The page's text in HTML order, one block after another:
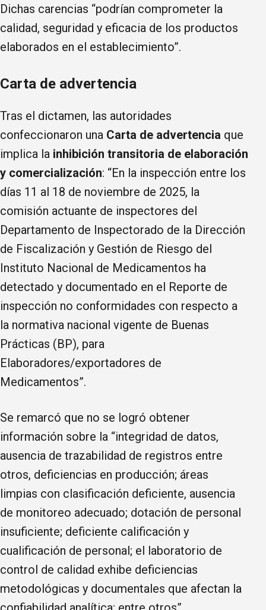
Dichas carencias “podrían comprometer la
calidad, seguridad y eficacia de los productos
elaborados en el establecimiento”.
Carta de advertencia
Tras el dictamen, las autoridades
confeccionaron una Carta de advertencia que
implica la inhibición transitoria de elaboración
y comercialización: “En la inspección entre los
días 11 al 18 de noviembre de 2025, la
comisión actuante de inspectores del
Departamento de Inspectorado de la Dirección
de Fiscalización y Gestión de Riesgo del
Instituto Nacional de Medicamentos ha
detectado y documentado en el Reporte de
inspección no conformidades con respecto a
la normativa nacional vigente de Buenas
Prácticas (BP), para
Elaboradores/exportadores de
Medicamentos”.
Se remarcó que no se logró obtener
información sobre la “integridad de datos,
ausencia de trazabilidad de registros entre
otros, deficiencias en producción; áreas
limpias con clasificación deficiente, ausencia
de monitoreo adecuado; dotación de personal
insuficiente; deficiente calificación y
cualificación de personal; el laboratorio de
control de calidad exhibe deficiencias
metodológicas y documentales que afectan la